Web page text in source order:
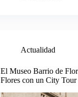
Actualidad
El Museo Barrio de
Flores con un City